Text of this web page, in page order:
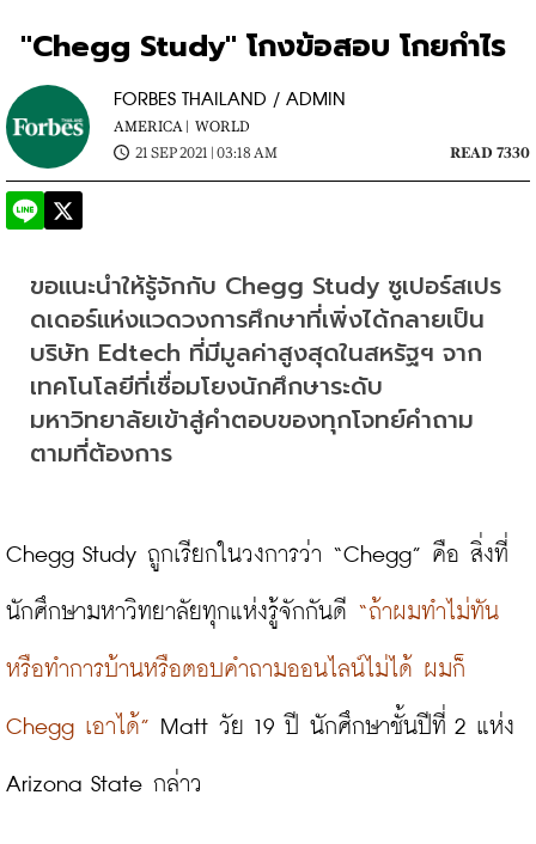
"Chegg Study" โกงข้อสอบ โกยกำไร
FORBES THAILAND / ADMIN
AMERICA | WORLD
21 SEP 2021 | 03:18 AM
READ 7330
ขอแนะนำให้รู้จักกับ Chegg Study ซูเปอร์สเปร
ดเดอร์แห่งแวดวงการศึกษาที่เพิ่งได้กลายเป็น
บริษัท Edtech ที่มีมูลค่าสูงสุดในสหรัฐฯ จาก
เทคโนโลยีที่เชื่อมโยงนักศึกษาระดับ
มหาวิทยาลัยเข้าสู่คำตอบของทุกโจทย์คำถาม
ตามที่ต้องการ
Chegg Study ถูกเรียกในวงการว่า “Chegg” คือ สิ่งที่
นักศึกษามหาวิทยาลัยทุกแห่งรู้จักกันดี “ถ้าผมทำไม่ทัน
หรือทำการบ้านหรือตอบคำถามออนไลน์ไม่ได้ ผมก็
Chegg เอาได้” Matt วัย 19 ปี นักศึกษาชั้นปีที่ 2 แห่ง
Arizona State กล่าว